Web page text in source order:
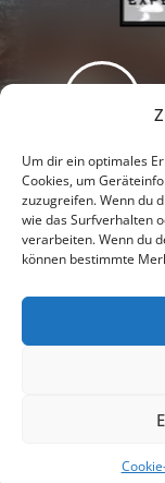
Um dir ein optimales
Cookies, um
zuzugreifen. Wenn du
wie das Surfverhalten
verarbeiten. Wenn du
können bestimmte
Newsletter